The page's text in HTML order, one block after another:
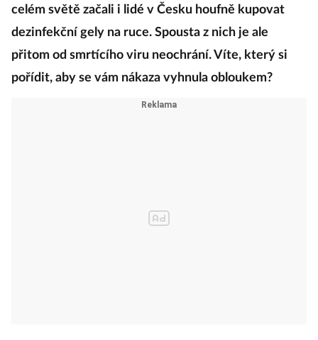
celém světě začali i lidé v Česku houfně kupovat
dezinfekční gely na ruce. Spousta z nich je ale
přitom od smrtícího viru neochrání. Víte, který si
pořídit, aby se vám nákaza vyhnula obloukem?